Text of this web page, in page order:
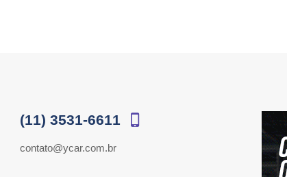
(11) 3531-6611
contato@ycar.com.br